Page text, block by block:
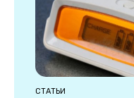
СТАТЬИ